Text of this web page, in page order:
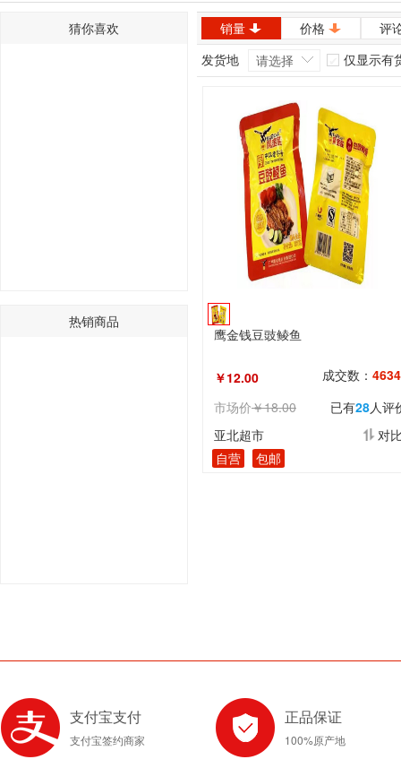
猜你喜欢
热销商品
销量 价格
评
发货地
请选择 仅显示有
鹰金钱豆豉鲮鱼
￥12.00 成交数： 4634
市场价￥18.00 已有28人评
亚北超市
对
自营
包邮
支付宝支付
支付宝签约商家
正品保证
100%原产地